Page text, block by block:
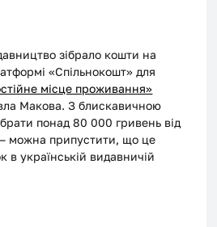
зібрало кошти на
«Спільнокошт» для
місце проживання»
Макова. З блискавичною
понад 80 000 гривень від
можна припустити, що це
в українській видавничій